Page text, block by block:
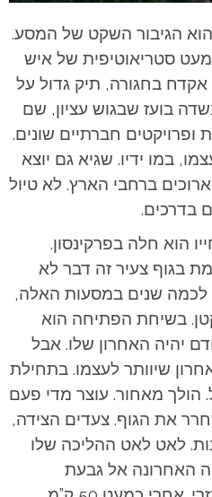
הגיבור השקט של המסע.
סטריאוטיפית של איש
בחגורה, תיק גדול על
בועז שבגוש עציון, שם
ופרויקטים חברתיים שונים.
במו ידיו. שגיא גם יוצא
ברחבי הארץ. לא טיול
בדרכים.
הוא חלה בפרקינסון.
בגוף צעיר זה דבר לא
לכמה שנים במסעות האלה,
בשיחת הפתיחה הוא
יהיה האחרון שלו. אבל
שיוותר לעצמו. בתחילת
הולך מאחור. עוצר מדי פעם
את הגוף. צעדים הצידה,
לאט לאט ההליכה שלו
האחרונה אל גבעת